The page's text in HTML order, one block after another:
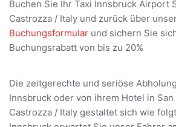
Buchen Sie Ihr Taxi Innsbruck Airport
Castrozza / Italy und zurück über
Buchungsformular und sichern Sie
Buchungsrabatt von bis zu 20%
Die zeitgerechte und seriöse
Innsbruck oder von ihrem Hotel in
Castrozza / Italy gestaltet sich wie